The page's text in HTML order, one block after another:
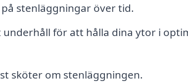
stenläggningar över tid.
för att hålla dina ytor i
sköter om stenläggningen.